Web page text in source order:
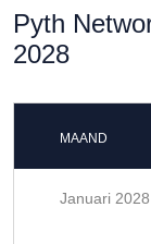
Pyth
2028
MAAND
Januari 2028